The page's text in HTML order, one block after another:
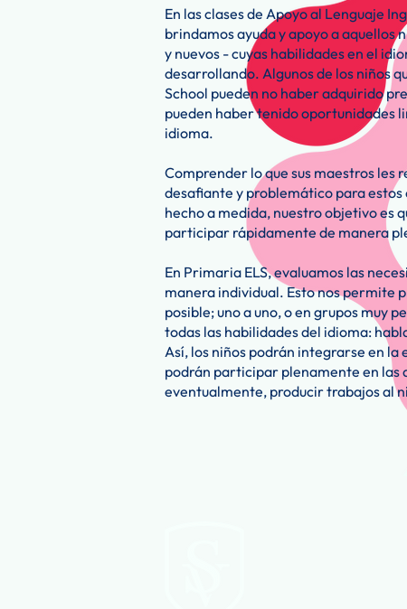
En las clases de Apoyo al Lenguaje
brindamos ayuda y apoyo a aquellos
y nuevos - cuyas habilidades en el
desarrollando. Algunos de los niños
School pueden no haber adquirido
pueden haber tenido oportunidades
idioma.
Comprender lo que sus maestros les
desafiante y problemático para estos
hecho a medida, nuestro objetivo es
participar rápidamente de manera
En Primaria ELS, evaluamos las
manera individual. Esto nos permite
posible; uno a uno, o en grupos muy
todas las habilidades del idioma:
Así, los niños podrán integrarse en la
podrán participar plenamente en las
eventualmente, producir trabajos al